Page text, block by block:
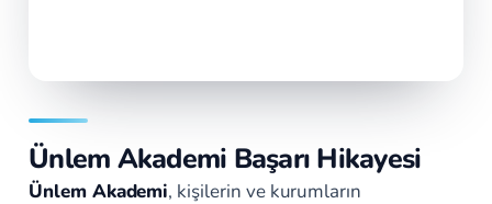
Ünlem Akademi Başarı Hikayesi
Ünlem Akademi, kişilerin ve kurumların